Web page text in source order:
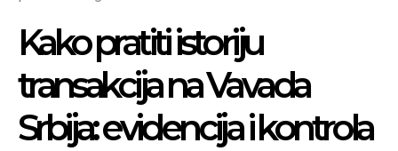
Kako pratiti istoriju
transakcija na Vavada
Srbija: evidencija i kontrola